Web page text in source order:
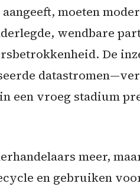
moeten
wendbare
De
een vroeg stadium
meer,
en gebruiken